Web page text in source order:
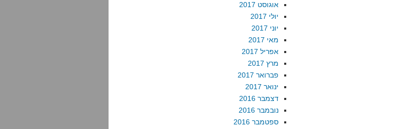
אוגוסט 2017
יולי 2017
יוני 2017
מאי 2017
אפריל 2017
מרץ 2017
פברואר 2017
ינואר 2017
דצמבר 2016
נובמבר 2016
ספטמבר 2016